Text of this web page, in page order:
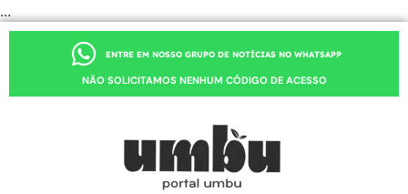
...
ENTRE EM NOSSO GRUPO DE NOTÍCIAS NO WHATSAPP
NÃO SOLICITAMOS NENHUM CÓDIGO DE ACESSO